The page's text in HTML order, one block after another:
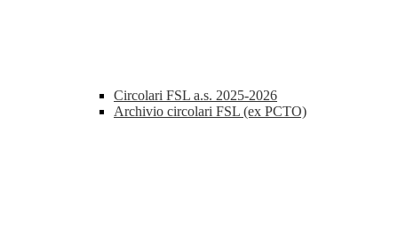
Circolari FSL a.s. 2025-2026
Archivio circolari FSL (ex PCTO)